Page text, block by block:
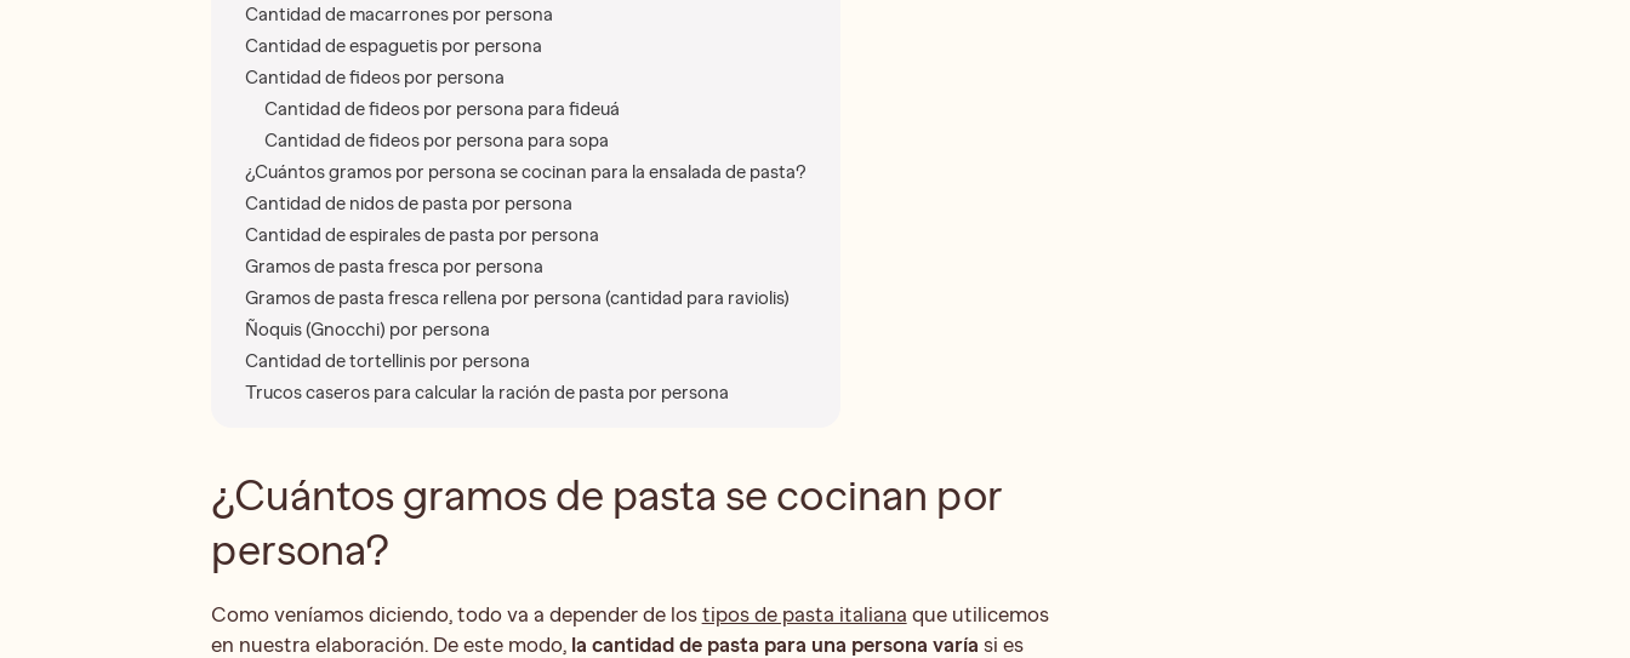
Cantidad de macarrones por persona
Cantidad de espaguetis por persona
Cantidad de fideos por persona
Cantidad de fideos por persona para fideuá
Cantidad de fideos por persona para sopa
¿Cuántos gramos por persona se cocinan para la ensalada de pasta?
Cantidad de nidos de pasta por persona
Cantidad de espirales de pasta por persona
Gramos de pasta fresca por persona
Gramos de pasta fresca rellena por persona (cantidad para raviolis)
Ñoquis (Gnocchi) por persona
Cantidad de tortellinis por persona
Trucos caseros para calcular la ración de pasta por persona
¿Cuántos gramos de pasta se cocinan por
persona?
Como veníamos diciendo, todo va a depender de los tipos de pasta italiana que utilicemos
en nuestra elaboración. De este modo, la cantidad de pasta para una persona varía si es